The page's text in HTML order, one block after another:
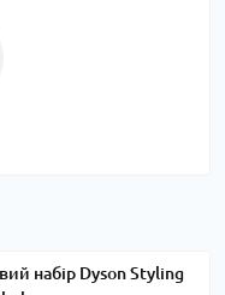
набір Dyson Styling